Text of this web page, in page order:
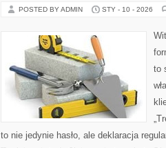
POSTED BY ADMIN STY - 10 - 2026
to
to nie jedynie hasło, ale deklaracja